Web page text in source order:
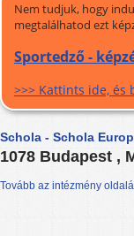
Nem tudjuk, hogy
megtalálhatod ezt
Sportedző -
>>> Kattints ide, és
Schola - Schola
1078 Budapest ,
Tovább az intézmény